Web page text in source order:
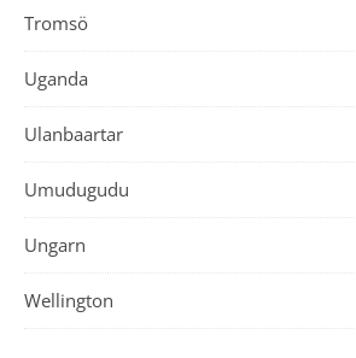
Tromsö
Uganda
Ulanbaartar
Umudugudu
Ungarn
Wellington